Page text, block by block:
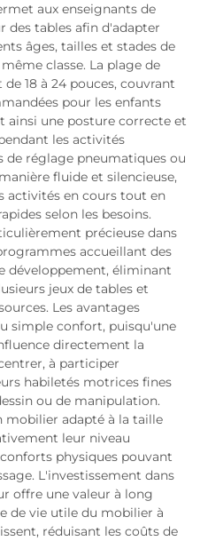
aux enseignants de
des tables afin d'adapter
âges, tailles et stades de
classe. La plage de
18 à 24 pouces, couvrant
pour les enfants
ainsi une posture correcte et
les activités
de réglage pneumatiques ou
fluide et silencieuse,
activités en cours tout en
selon les besoins.
précieuse dans
accueillant des
développement, éliminant
jeux de tables et
Les avantages
simple confort, puisqu'une
directement la
à participer
habiletés motrices fines
ou de manipulation.
mobilier adapté à la taille
leur niveau
physiques pouvant
L'investissement dans
offre une valeur à long
de vie utile du mobilier à
réduisant les coûts de